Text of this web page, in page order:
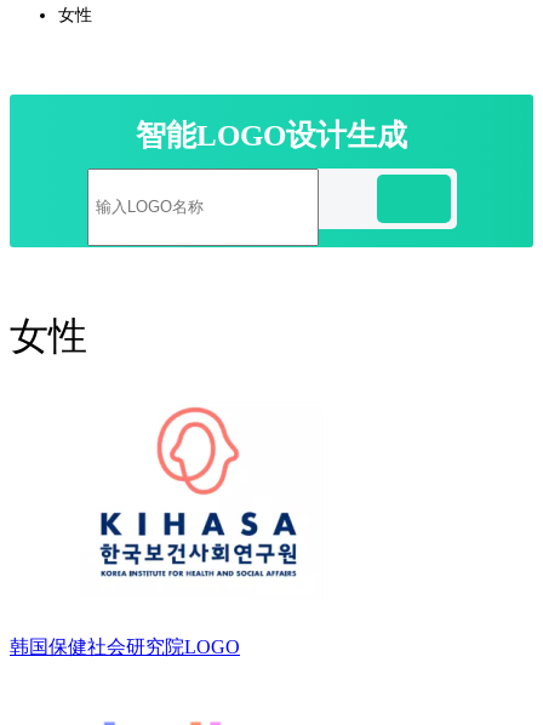
女性
智能LOGO设计生成
女性
韩国保健社会研究院LOGO